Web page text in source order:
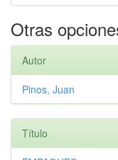
Otras
Autor
Pinos, Juan
Título